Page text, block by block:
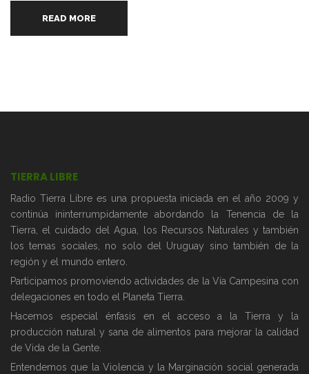
READ MORE
TIERRA LIBRE
Radio Tierra Libre es una propuesta iniciada en el año 2009 y
continúa ininterrumpidamente abordando la Tenencia de la
Tierra, el cuidado del Agua, los Recursos Naturales y también
los temas sociales, no solo del Uruguay sino también de la
región y el mundo entero.
Participamos promoviendo actividades de la Vía Campesina con
delegaciones en todo el Planeta Tierra.
Hacemos especial énfasis en el acceso a la Tierra y la
producción natural y sana de alimentos para mejorar la calidad
de Vida de la Gente.
Entendemos que la Violencia y la Marginación social generada